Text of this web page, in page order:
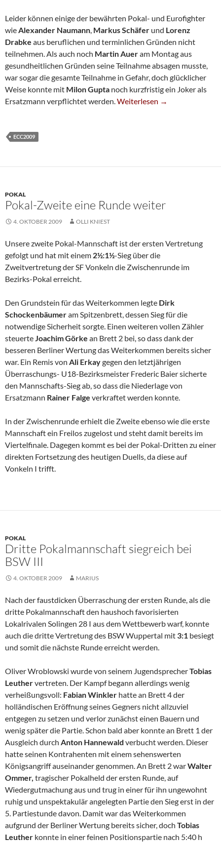
Leider können einige der bewährten Pokal- und Eurofighter
wieAlexander Naumann, Markus Schäfer und Lorenz
Drabke aus beruflichen und terminlichen Gründen nicht
teilnehmen. Als auch noch Martin Aueram Montag aus
gesundheitlichen Gründen seine Teilnahme absagen musste,
war sogar die gesamte Teilnahme in Gefahr, doch glücklicher
Weise konnte mit Milon Gupta noch kurzfristig ein Joker als
Ersatzmann verpflichtet werden.Europapokal-Mission
Weiterlesen →
ECC2009
POKAL
Pokal-Zweite eine Runde weiter
4. OKTOBER 2009 OLLI KNIEST
Unsere zweite Pokal-Mannschaft ist der ersten Vertretung
gefolgt und hat mit einem 2½:1½-Sieg über die
Zweitvertretung der SF Vonkeln die Zwischenrunde im
Bezirks-Pokal erreicht.
Den Grundstein für das Weiterkommen legte Dirk
Schockenbäumeram Spitzenbrett, dessen Sieg für die
notwendige Sicherheit sorgte. Einen weiteren vollen Zähler
steuerteJoachim Görke an Brett 2 bei, so dass dank der
besseren Berliner Wertung das Weiterkommen bereits sicher
war. Ein Remis von Ali Erkaygegen den letztjährigen
Überraschungs- U18-Bezirksmeister Frederic Baier sicherte
den Mannschafts-Sieg ab, so dass die Niederlage von
Ersatzmann Rainer Falge verkraftet werden konnte.
In der Zwischenrunde erhielt die Zweite ebenso wie die erste
Mannschaft ein Freilos zugelost und steht damit bereits im
Viertelfinale. Dagegen kommt es bei der Pokal-Dritten zu einer
direkten Fortsetzung des heutigen Duells, da diese auf
Vonkeln I trifft.
POKAL
Dritte Pokalmannschaft siegreich bei
BSW III
4. OKTOBER 2009 MARIUS
Nach der faustdicken Überraschung der ersten Runde, als die
dritte Pokalmannschaft den haushoch favorisierten
Lokalrivalen Solingen 28 I aus dem Wettbewerb warf, konnte
auch die dritte Vertretung des BSW Wuppertal mit 3:1 besiegt
und somit die nächste Runde erreicht werden.
Oliver Wroblowski wurde von seinem JugendsprecherTobias
Leuthervertreten. Der Kampf begann allerdings wenig
verheißungsvoll: Fabian Winkler hatte an Brett 4 der
holländischen Eröffnung seines Gegners nicht allzuviel
entgegen zu setzen und verlor zunächst einen Bauern und
wenig später die Partie. Schon bald aber konnte an Brett 1 der
Ausgleich durch Anton Hannewald verbucht werden. Dieser
hatte seinen Kontrahenten mit einem sehenswerten
Königsangriff auseinander genommen. An Brett 2 warWalter
Ommer, tragischer Pokalheld der ersten Runde, auf
Wiedergutmachung aus und trug in einer für ihn ungewohnt
ruhig und unspektakulär angelegten Partie den Sieg erst in der
5. Partiestunde davon. Damit war das Weiterkommen
aufgrund der Berliner Wertung bereits sicher, doch Tobias
Leuther konnte in einer feinen Positionspartie nach 5:40 h